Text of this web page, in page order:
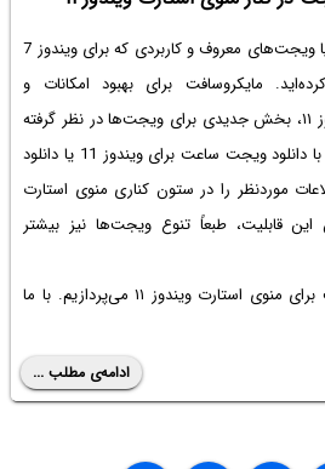
یا ویجت‌های معروف و کاربردی که برای ویندوز 7
مایکروسافت برای بهبود امکانات و
قابلیت‌های منوی استارت ویندوز ۱۱، بخش جدیدی برای ویجت‌ها در نظر گرفته
دانلود ویجت ساعت برای ویندوز 11
یا دانلود
موردنظر را در ستون کناری منوی استارت
قابلیت، طبعاً تنوع ویجت‌ها نیز بیشتر
در ادامه به نحوه دانلود ویجت برای منوی استارت ویندوز ۱۱ می‌پردازیم. با ما
ادامه‌ی مطلب ...